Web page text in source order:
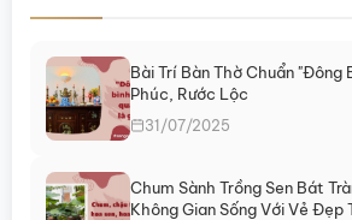
Bài Trí Bàn Thờ Chuẩn "Đông
Phúc, Rước Lộc
31/07/2025
Chum Sành Trồng Sen Bát
Không Gian Sống Với Vẻ Đẹp